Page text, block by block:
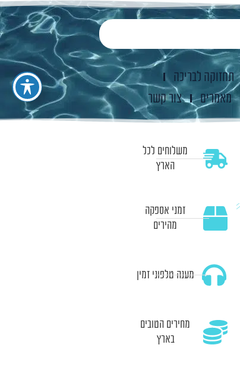
תחזוקה לבריכה
מאמרים צור קשר
משלוחים לכל
הארץ
זמני אספקה
מהירים
מענה טלפוני זמין
מחירים הטובים
בארץ